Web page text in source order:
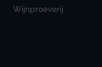
Wijnproeverij